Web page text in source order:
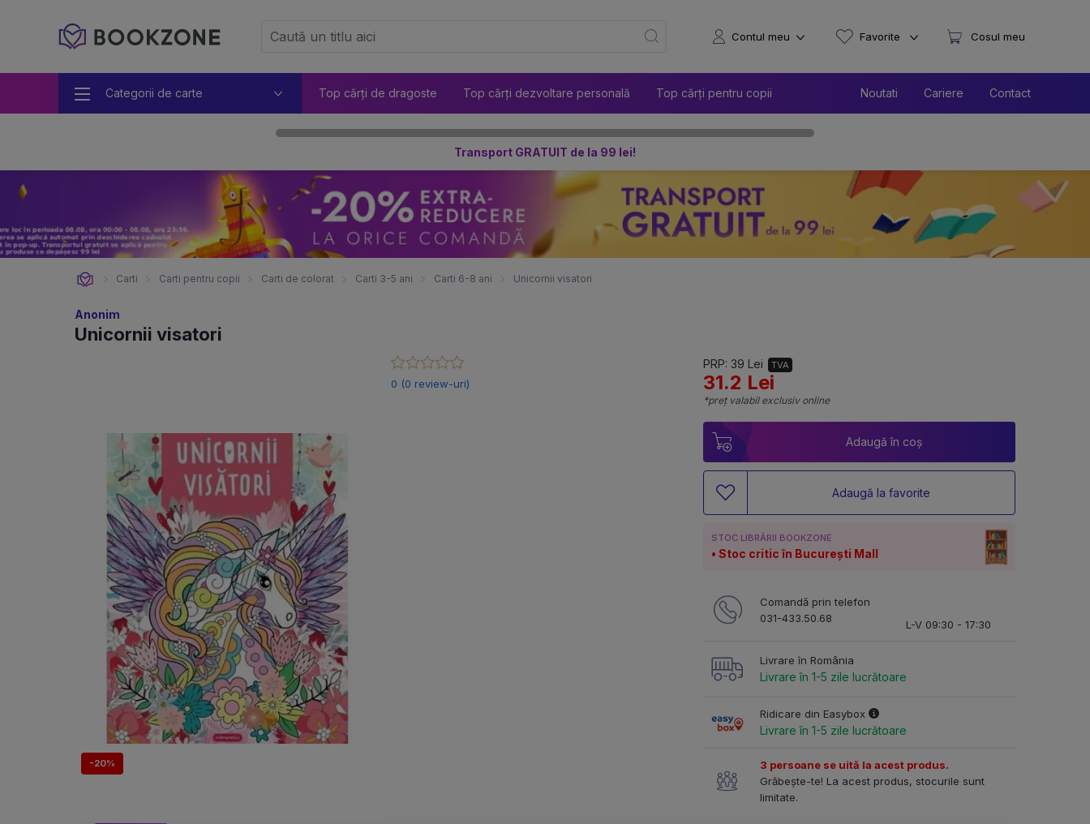
Categorii de carte Top cărți de dragoste Top cărți dezvoltare personală Top cărți pentru copii Noutati Cariere Contact
Contul meu Favorite Cosul meu
Transport GRATUIT de la 99 lei!
Carti Carti pentru copii Carti de colorat Carti 3-5 ani Carti 6-8 ani Unicornii visatori
Anonim
Unicornii visatori
-20%
0 (0 review-uri)
PRP: 39 Lei TVA
31.2 Lei
*preț valabil exclusiv online
Adaugă în coș
Adaugă la favorite
STOC LIBRĂRII BOOKZONE
Stoc critic în București Mall
Comandă prin telefon
031-433.50.68
L-V 09:30 - 17:30
Livrare în România
Livrare în 1-5 zile lucrătoare
Ridicare din Easybox
Livrare în 1-5 zile lucrătoare
3 persoane se uită la acest produs.
Grăbește-te! La acest produs, stocurile sunt
limitate.